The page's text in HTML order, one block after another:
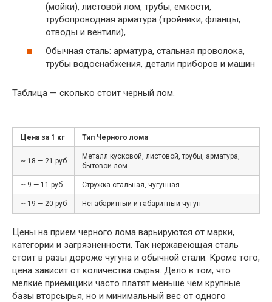
(мойки), листовой лом, трубы, емкости,
трубопроводная арматура (тройники, фланцы,
отводы и вентили),
Обычная сталь: арматура, стальная проволока,
трубы водоснабжения, детали приборов и машин
Таблица — сколько стоит черный лом.
Цена за 1 кг Тип Черного лома
~ 18 — 21 руб
Металл кусковой, листовой, трубы, арматура,
бытовой лом
~ 9 — 11 руб Стружка стальная, чугунная
~ 19 — 20 руб Негабаритный и габаритный чугун
Цены на прием черного лома варьируются от марки,
категории и загрязненности. Так нержавеющая сталь
стоит в разы дороже чугуна и обычной стали. Кроме того,
цена зависит от количества сырья. Дело в том, что
мелкие приемщики часто платят меньше чем крупные
базы вторсырья, но и минимальный вес от одного